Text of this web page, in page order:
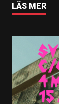
LÄS MER